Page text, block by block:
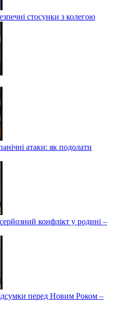
стосунки з колегою
атаки: як подолати
конфлікт у родині –
перед Новим Роком –